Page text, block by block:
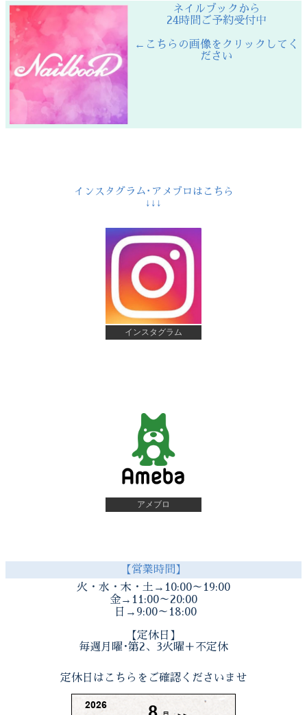
ネイルブックから
24時間ご予約受付中
←こちらの画像をクリックしてく
ださい
インスタグラム･アメブロはこちら
↓↓↓
インスタグラム
アメブロ
【営業時間】
火・水・木・土→10:00～19:00
金→11:00～20:00
日→9:00～18:00
【定休日】
毎週月曜･第2、3火曜＋不定休
定休日はこちらをご確認くださいませ